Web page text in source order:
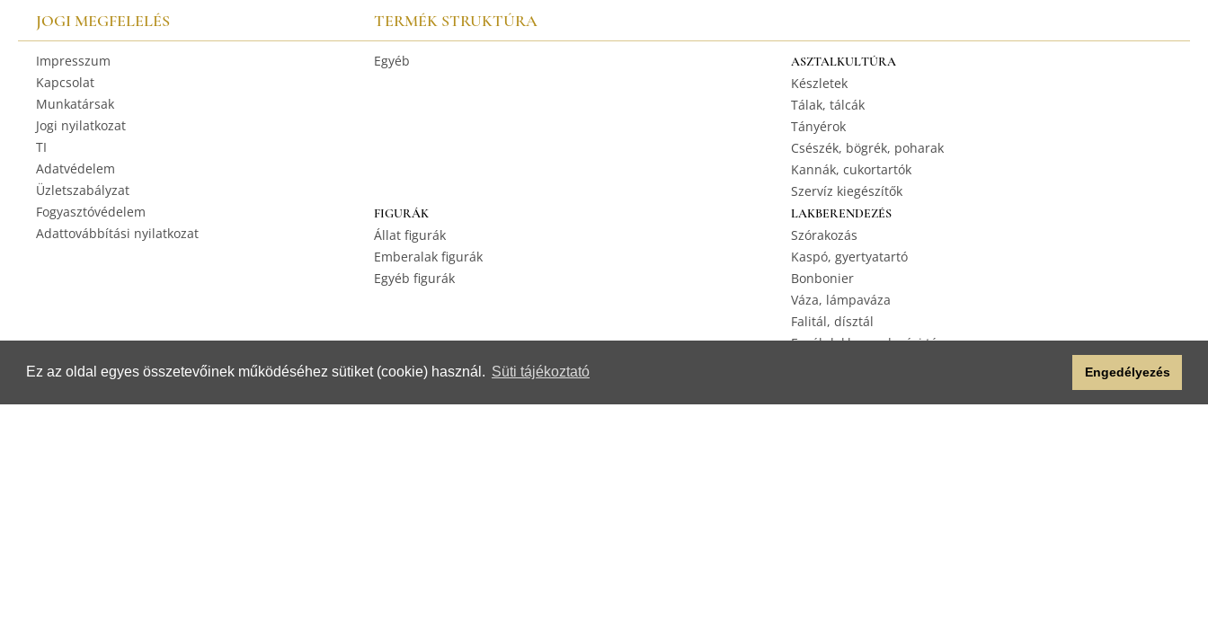
Ez az oldal egyes összetevőinek működéséhez sütiket (cookie) használ. Süti tájékoztató Engedélyezés
JOGI MEGFELELÉS
Impresszum
Kapcsolat
Munkatársak
Jogi nyilatkozat
TI
Adatvédelem
Üzletszabályzat
Fogyasztóvédelem
Adattovábbítási nyilatkozat
TERMÉK STRUKTÚRA
Egyéb ASZTALKULTÚRA
Készletek
Tálak, tálcák
Tányérok
Csészék, bögrék, poharak
Kannák, cukortartók
Szervíz kiegészítők
FIGURÁK
Állat figurák
Emberalak figurák
Egyéb figurák
LAKBERENDEZÉS
Szórakozás
Kaspó, gyertyatartó
Bonbonier
Váza, lámpaváza
Falitál, dísztál
Egyéb lakberendezési tárgy